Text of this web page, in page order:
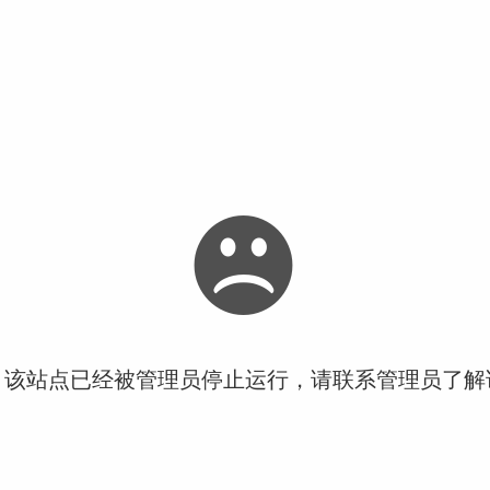
站点已经被管理员停止运行，请联系管理员了